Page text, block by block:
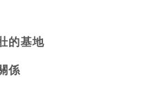
的基地
係